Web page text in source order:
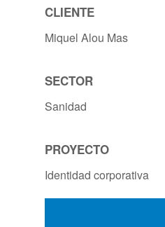
CLIENTE
Miquel Alou Mas
SECTOR
Sanidad
PROYECTO
Identidad corporativa